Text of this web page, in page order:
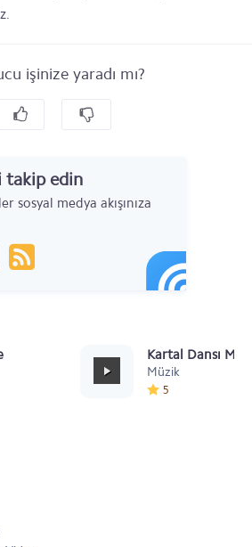
işinize yaradı mı?
takip edin
sosyal medya akışınıza
Kartal Dansı
Müzik
5